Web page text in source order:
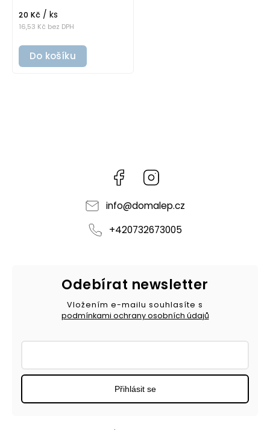
16,53 Kč bez DPH
20 Kč / ks
Do košíku
Facebook
info@domalep.cz
+420732673005
Odebírat newsletter
Vložením e-mailu souhlasíte s
podmínkami ochrany osobních údajů
Přihlásit se